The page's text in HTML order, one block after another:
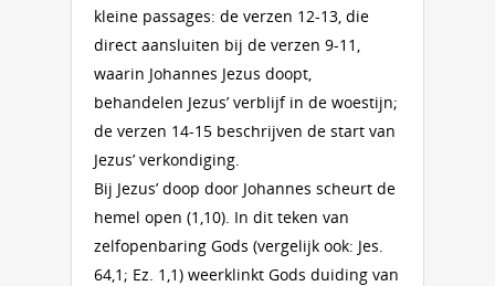
kleine passages: de verzen 12-13, die
direct aansluiten bij de verzen 9-11,
waarin Johannes Jezus doopt,
behandelen Jezus’ verblijf in de woestijn;
de verzen 14-15 beschrijven de start van
Jezus’ verkondiging.
Bij Jezus’ doop door Johannes scheurt de
hemel open (1,10). In dit teken van
zelfopenbaring Gods (vergelijk ook: Jes.
64,1; Ez. 1,1) weerklinkt Gods duiding van